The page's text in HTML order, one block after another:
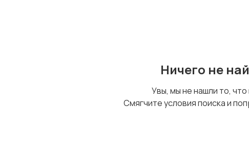
Ничего не
Увы, мы не нашли то, что
Смягчите условия поиска и